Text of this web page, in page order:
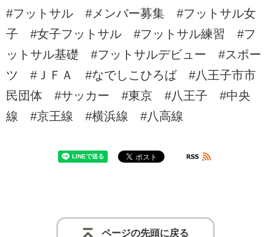
#フットサル #メンバー募集 #フットサル女
子 #女子フットサル #フットサル練習 #フ
ットサル基礎 #フットサルデビュー #スポー
ツ #ＪＦＡ #なでしこひろば #八王子市市
民団体 #サッカー #東京 #八王子 #中央
線 #京王線 #横浜線 #八高線
ページの先頭に戻る